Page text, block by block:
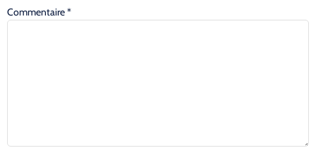
Commentaire*